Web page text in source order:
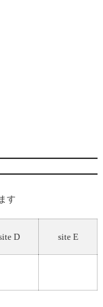
す
D site E